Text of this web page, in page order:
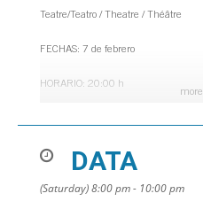
more
Teatre/Teatro / Theatre / Théâtre
FECHAS: 7 de febrero
HORARIO: 20:00 h
Venta de entradas en:
DATA
(Saturday) 8:00 pm - 10:00 pm